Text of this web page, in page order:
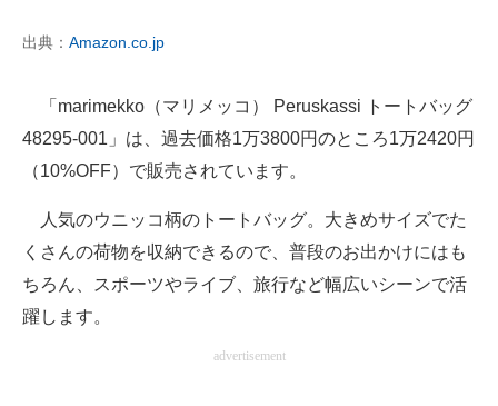
出典： Amazon.co.jp
「marimekko（マリメッコ） Peruskassi トートバッグ
48295-001」は、過去価格1万3800円のところ1万2420円
（10%OFF）で販売されています。
人気のウニッコ柄のトートバッグ。大きめサイズでた
くさんの荷物を収納できるので、普段のお出かけにはも
ちろん、スポーツやライブ、旅行など幅広いシーンで活
躍します。
advertisement